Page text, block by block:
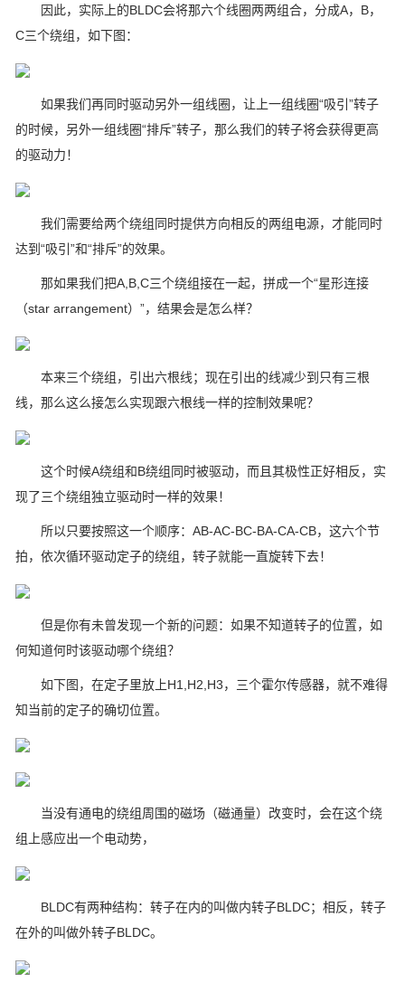
因此，实际上的BLDC会将那六个线圈两两组合，分成A，B，
C三个绕组，如下图：
如果我们再同时驱动另外一组线圈，让上一组线圈“吸引”转子
的时候，另外一组线圈“排斥”转子，那么我们的转子将会获得更高
的驱动力！
我们需要给两个绕组同时提供方向相反的两组电源，才能同时
达到“吸引”和“排斥”的效果。
那如果我们把A,B,C三个绕组接在一起，拼成一个“星形连接
（star arrangement）”，结果会是怎么样？
本来三个绕组，引出六根线；现在引出的线减少到只有三根
线，那么这么接怎么实现跟六根线一样的控制效果呢？
这个时候A绕组和B绕组同时被驱动，而且其极性正好相反，实
现了三个绕组独立驱动时一样的效果！
所以只要按照这一个顺序：AB-AC-BC-BA-CA-CB，这六个节
拍，依次循环驱动定子的绕组，转子就能一直旋转下去！
但是你有未曾发现一个新的问题：如果不知道转子的位置，如
何知道何时该驱动哪个绕组？
如下图，在定子里放上H1,H2,H3，三个霍尔传感器，就不难得
知当前的定子的确切位置。
当没有通电的绕组周围的磁场（磁通量）改变时，会在这个绕
组上感应出一个电动势，
BLDC有两种结构：转子在内的叫做内转子BLDC；相反，转子
在外的叫做外转子BLDC。